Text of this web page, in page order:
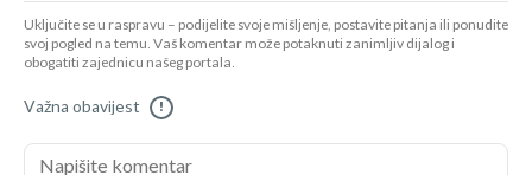
Uključite se u raspravu – podijelite svoje mišljenje, postavite pitanja ili ponudite
svoj pogled na temu. Vaš komentar može potaknuti zanimljiv dijalog i
obogatiti zajednicu našeg portala.
Važna obavijest !